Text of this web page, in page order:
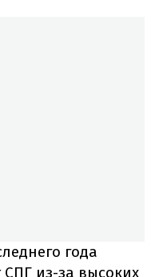
года
из-за высоких